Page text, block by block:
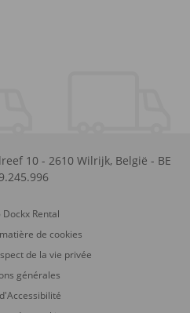
10 - 2610 Wilrijk, België - BE
Rental
de cookies
de la vie privée
générales